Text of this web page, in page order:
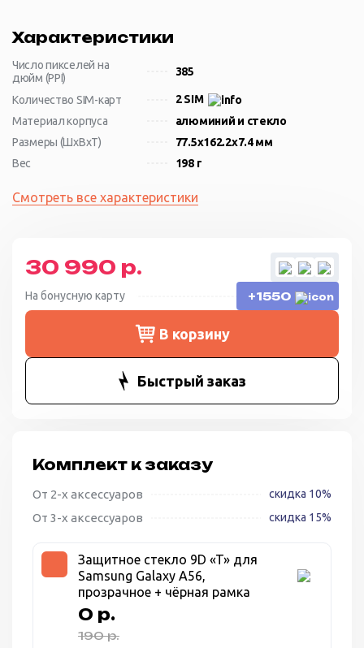
Характеристики
Число пикселей на
дюйм (PPI)
385
Количество SIM-карт
2 SIM
Материал корпуса
алюминий и стекло
Размеры (ШxВxТ)
77.5x162.2x7.4 мм
Вес
198 г
Смотреть все характеристики
30 990 р.
На бонусную карту +1550
В корзину
Быстрый заказ
Комплект к заказу
От 2-х аксессуаров скидка 10%
От 3-х аксессуаров скидка 15%
Защитное стекло 9D «T» для
Samsung Galaxy A56,
прозрачное + чёрная рамка
0 р.
190 р.